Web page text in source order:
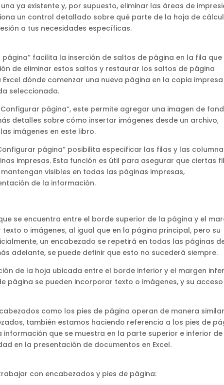
ya existente y, por supuesto, eliminar las áreas de
un control detallado sobre qué parte de la hoja de
a tus necesidades específicas.
página” facilita la inserción de saltos de página en la fila que
de eliminar estos saltos y restaurar los saltos de página
dónde comenzar una nueva página en la copia
seleccionada.
página”, este permite agregar una imagen de
detalles sobre cómo insertar imágenes desde un archivo,
imágenes en este libro.
página” posibilita especificar las filas y las
impresas. Esta función es útil para asegurar que ciertas
visibles en todas las páginas impresas,
de la información.
se encuentra entre el borde superior de la página y el
o imágenes, al igual que en la página principal, pero su
un encabezado se repetirá en todas las páginas
adelante, se puede definir que esto no sucederá siempre.
de la hoja ubicada entre el borde inferior y el margen
página se pueden incorporar texto o imágenes, y su
como los pies de página operan de manera
también estamos haciendo referencia a los pies de
información que se muestra en la parte superior e inferior de
en la presentación de documentos en Excel.
con encabezados y pies de página: